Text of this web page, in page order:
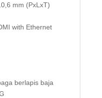
mm (PxLxT)
with Ethernet
berlapis baja